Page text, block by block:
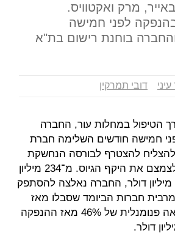
מרק ואקטוויס.
לפני חמישה
דובי תמרקין
הטיפול במחלות עור, החברה
חמישה חודשים השלימה חברת
להצטרף לבורסה הנחשקת
היא נאצלה לחתוך את שווי השוק כמעט בחצי ולצמצם את היקף הגיוס. מ־234 מיליון
דולר השווי צנח ל־128 מיליון דולר ובמקום ב־65 מיליון דולר, החברה נאלצה להסתפק
למרבית חברות הביומד שסבלו מאז
הנפקתן בארה"ב מתשואה שלילית, רשמה תשואה פנומנלית של 46% מאז ההנפקה